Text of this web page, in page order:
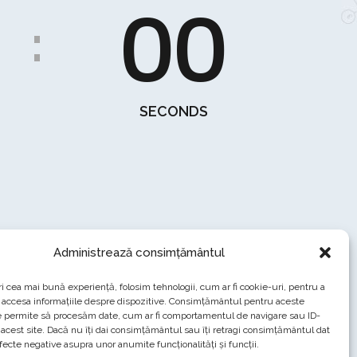
Administrează consimțământul
cea mai bună experiență, folosim tehnologii, cum ar fi cookie-uri, pentru a
informațiile despre dispozitive. Consimțământul pentru aceste
permite să procesăm date, cum ar fi comportamentul de navigare sau ID-
site. Dacă nu îți dai consimțământul sau îți retragi consimțământul dat
negative asupra unor anumite funcționalități și funcții.
: 00
SECONDS